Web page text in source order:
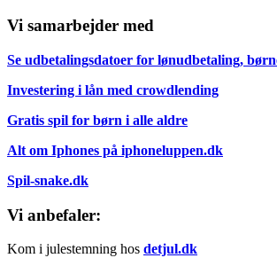
Vi samarbejder med
Se udbetalingsdatoer for lønudbetaling,
Investering i lån med crowdlending
Gratis spil for børn i alle aldre
Alt om Iphones på iphoneluppen.dk
Spil-snake.dk
Vi anbefaler:
Kom i julestemning hos detjul.dk